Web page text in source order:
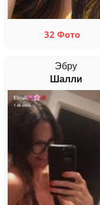
32 Фото
Эбру
Шалли